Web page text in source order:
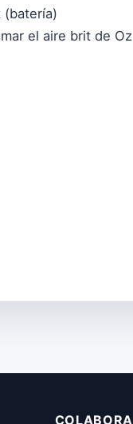
(batería)
el aire brit de Oz
COLABORA